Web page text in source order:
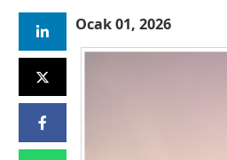
Ocak 01, 2026